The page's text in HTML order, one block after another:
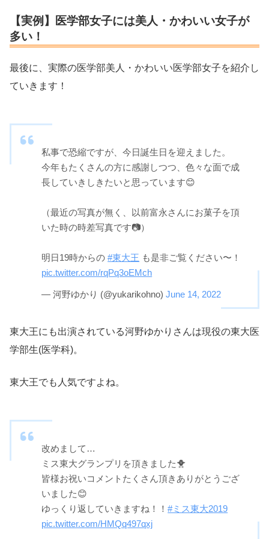
【実例】医学部女子には美人・かわいい女子が
多い！
最後に、実際の医学部美人・かわいい医学部女子を紹介し
ていきます！
私事で恐縮ですが、今日誕生日を迎えました。
今年もたくさんの方に感謝しつつ、色々な面で成
長していきしきたいと思っています😊
（最近の写真が無く、以前富永さんにお菓子を頂
いた時の時差写真です📷）
明日19時からの#東大王 も是非ご覧ください〜！
pic.twitter.com/rqPq3oEMch
— 河野ゆかり (@yukarikohno)June 14, 2022
東大王にも出演されている河野ゆかりさんは現役の東大医
学部生(医学科)。
東大王でも人気ですよね。
改めまして…
ミス東大グランプリを頂きました🐥
皆様お祝いコメントたくさん頂きありがとうござ
いました😊
ゆっくり返していきますね！！#ミス東大2019
pic.twitter.com/HMQq497qxj